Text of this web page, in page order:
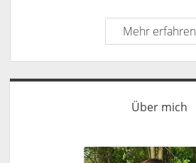
Mehr erfahren
Sidebar
Über mich